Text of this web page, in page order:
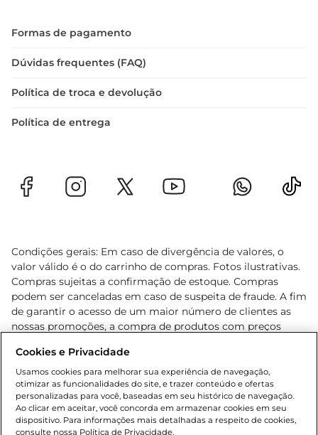
Formas de pagamento
Dúvidas frequentes (FAQ)
Política de troca e devolução
Política de entrega
Condições gerais: Em caso de divergência de valores, o
valor válido é o do carrinho de compras. Fotos ilustrativas.
Compras sujeitas a confirmação de estoque. Compras
podem ser canceladas em caso de suspeita de fraude. A fim
de garantir o acesso de um maior número de clientes as
nossas promoções, a compra de produtos com preços
cliente. Os preços, ofertas e condições são exclusivos para
o e-commerce e válidos durante o dia de hoje, podendo
sofrer alterações sem prévia notificação. Proibida a venda
de bebidas alcoólicas para menores de 18 anos, conforme
Lei n.º 8069/90, art. 81, inciso II (Estatuto da Criança e do
Adolescente). Preços e condições exclusivos para o
Cookies e Privacidade
Usamos cookies para melhorar sua experiência de navegação,
otimizar as funcionalidades do site, e trazer conteúdo e ofertas
personalizadas para você, baseadas em seu histórico de navegação.
Ao clicar em aceitar, você concorda em armazenar cookies em seu
dispositivo. Para informações mais detalhadas a respeito de cookies,
consulte nossa Política de Privacidade.